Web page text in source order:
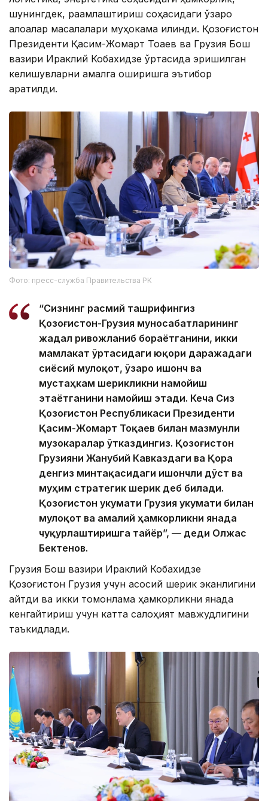
шунингдек, рақамлаштириш соҳасидаги ўзаро
алоқалар масалалари муҳокама қилинди. Қозоғистон
Президенти Қасим-Жомарт Тоқаев ва Грузия Бош
вазири Ираклий Кобахидзе ўртасида эришилган
келишувларни амалга оширишга эътибор
қаратилди.
Фото: пресс-служба Правительства РК
“Сизнинг расмий ташрифингиз
Қозоғистон-Грузия муносабатларининг
жадал ривожланиб бораётганини, икки
мамлакат ўртасидаги юқори даражадаги
сиёсий мулоқот, ўзаро ишонч ва
мустаҳкам шерикликни намойиш
этаётганини намойиш этади. Кеча Сиз
Қозоғистон Республикаси Президенти
Қасим-Жомарт Тоқаев билан мазмунли
музокаралар ўтказдингиз. Қозоғистон
Грузияни Жанубий Кавказдаги ва Қора
денгиз минтақасидаги ишончли дўст ва
муҳим стратегик шерик деб билади.
Қозоғистон Ҳукумати Грузия Ҳукумати билан
мулоқот ва амалий ҳамкорликни янада
чуқурлаштиришга тайёр”, — деди Олжас
Бектенов.
Грузия Бош вазири Ираклий Кобахидзе
Қозоғистон Грузия учун асосий шерик эканлигини
айтди ва икки томонлама ҳамкорликни янада
кенгайтириш учун катта салоҳият мавжудлигини
таъкидлади.